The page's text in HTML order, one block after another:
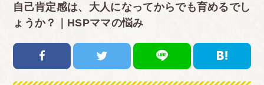
自己肯定感は、大人になってからでも育めるでし
ょうか？｜HSPママの悩み